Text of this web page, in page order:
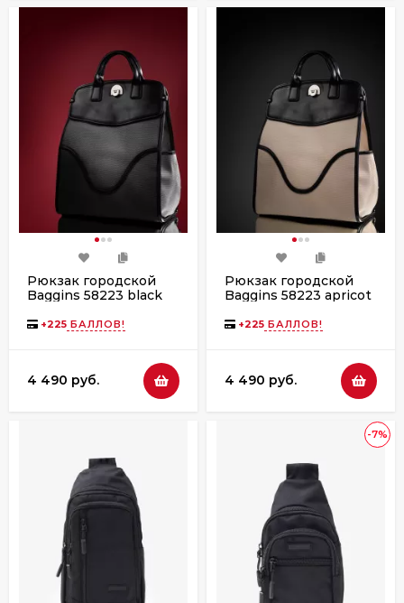
Рюкзак городской
Baggins 58223 black
+225 БАЛЛОВ!
4 490 руб.
Рюкзак городской
Baggins 58223 apricot
+225 БАЛЛОВ!
4 490 руб.
-7%